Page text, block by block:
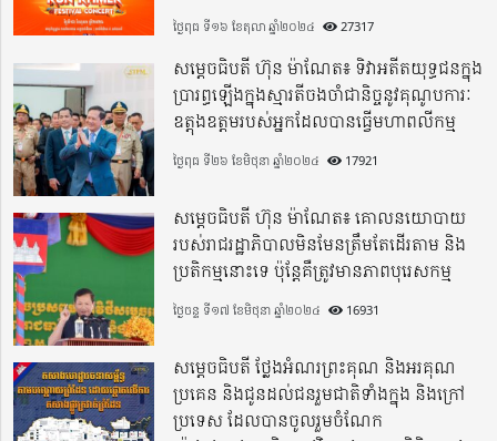
ថ្ងៃពុធ ទី១៦ ខែតុលា ឆ្នាំ២០២៤ 27317
សម្តេចធិបតី ហ៊ុន ម៉ាណែត៖ ទិវាអតីតយុទ្ធជនក្នុង
ប្រារព្ធឡើងក្នុងស្មារតីចងចាំជានិច្ចនូវគុណូបការៈ
ឧត្តុងឧត្តមរបស់អ្នកដែលបានធ្វើមហាពលីកម្ម
ថ្ងៃពុធ ទី២៦ ខែមិថុនា ឆ្នាំ២០២៤ 17921
សម្តេចធិបតី ហ៊ុន ម៉ាណែត៖ គោលនយោបាយ
របស់រាជរដ្ឋាភិបាលមិនមែនត្រឹមតែដើរតាម និង
ប្រតិកម្មនោះទេ ប៉ុន្តែគឺត្រូវមានភាពបុរេសកម្ម
ថ្ងៃចន្ទ ទី១៧ ខែមិថុនា ឆ្នាំ២០២៤ 16931
សម្តេចធិបតី ថ្លែងអំណរព្រះគុណ និងអរគុណ
ប្រគេន និងជូនដល់ជនរួមជាតិទាំងក្នុង​ និងក្រៅ
ប្រទេស​ ដែលបានចូលរួមចំណែក